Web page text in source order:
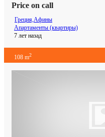
Price on call
Греция,Афины
Апартаменты (квартиры)
7 лет назад
108 m2